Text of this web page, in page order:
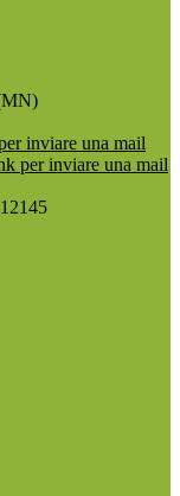
inviare una mail
per inviare una mail